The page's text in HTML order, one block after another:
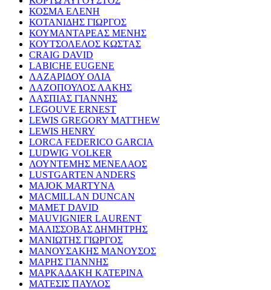
ΚΟΣΜΑ ΕΛΕΝΗ
ΚΟΤΑΝΙΔΗΣ ΓΙΩΡΓΟΣ
ΚΟΥΜΑΝΤΑΡΕΑΣ ΜΕΝΗΣ
ΚΟΥΤΣΟΛΕΛΟΣ ΚΩΣΤΑΣ
CRAIG DAVID
LABICHE EUGENE
ΛΑΖΑΡΙΔΟΥ ΟΛΙΑ
ΛΑΖΟΠΟΥΛΟΣ ΛΑΚΗΣ
ΛΑΣΠΙΑΣ ΓΙΑΝΝΗΣ
LEGOUVE ERNEST
LEWIS GREGORY MATTHEW
LEWIS HENRY
LORCA FEDERICO GARCIA
LUDWIG VOLKER
ΛΟΥΝΤΕΜΗΣ ΜΕΝΕΛΑΟΣ
LUSTGARTEN ANDERS
MAJOK MARTYNA
MACMILLAN DUNCAN
MAMET DAVID
MAUVIGNIER LAURENT
ΜΑΛΙΣΣΟΒΑΣ ΔΗΜΗΤΡΗΣ
ΜΑΝΙΩΤΗΣ ΓΙΩΡΓΟΣ
ΜΑΝΟΥΣΑΚΗΣ ΜΑΝΟΥΣΟΣ
ΜΑΡΗΣ ΓΙΑΝΝΗΣ
ΜΑΡΚΑΔΑΚΗ ΚΑΤΕΡΙΝΑ
ΜΑΤΕΣΙΣ ΠΑΥΛΟΣ